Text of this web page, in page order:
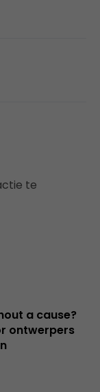
te
a cause?
ontwerpers